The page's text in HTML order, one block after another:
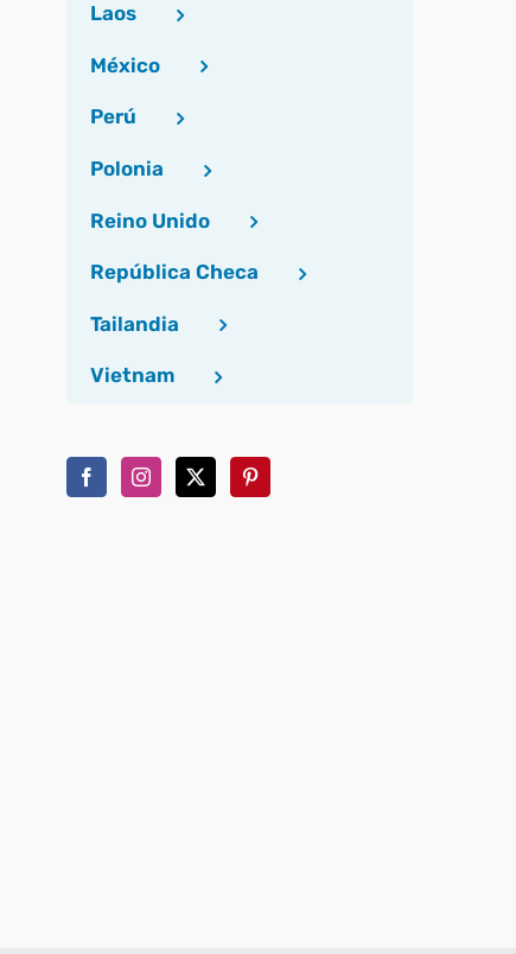
Laos
México
Perú
Polonia
Reino Unido
República Checa
Tailandia
Vietnam